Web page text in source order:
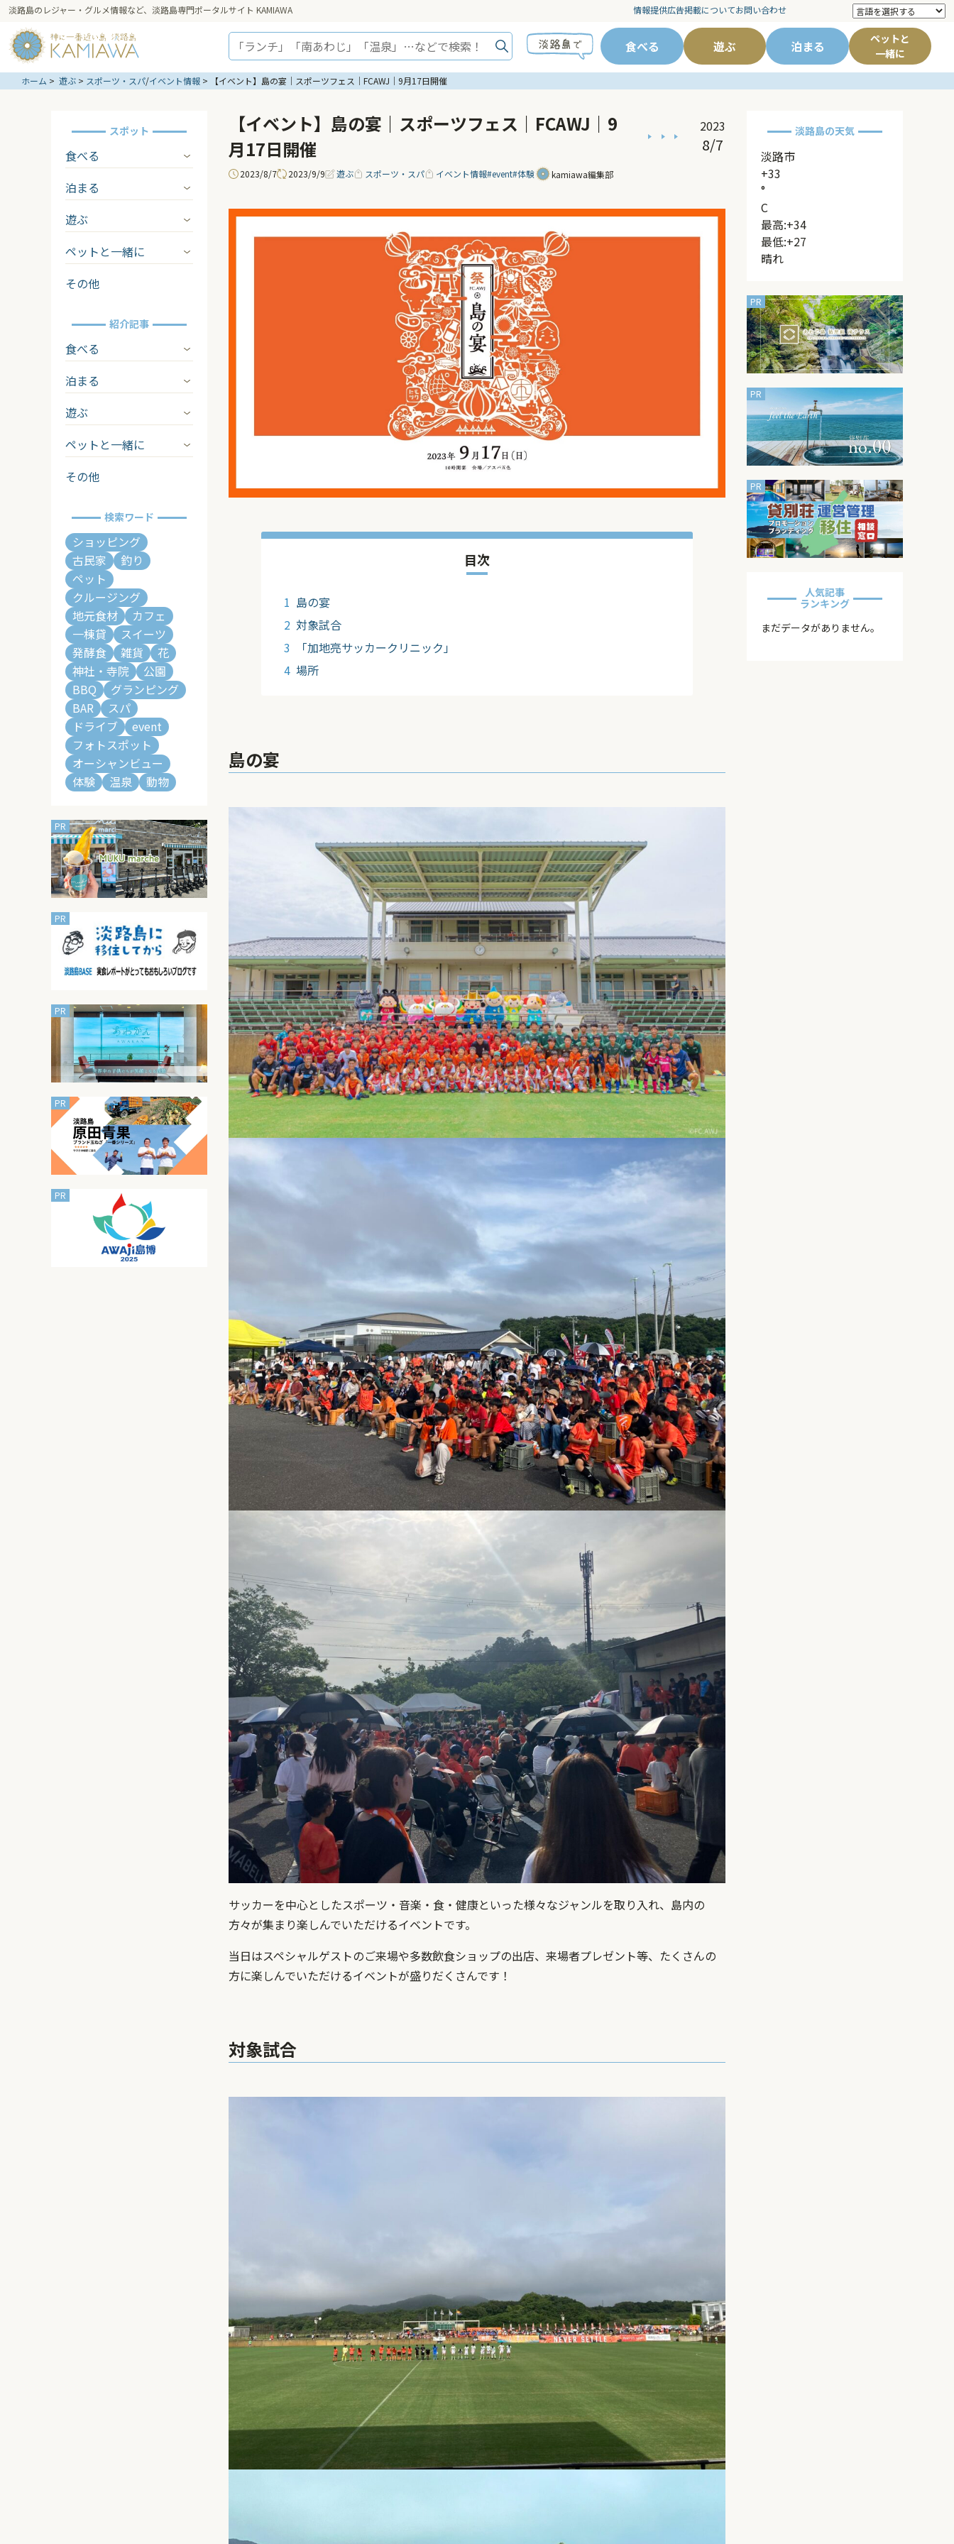
淡路島のレジャー・グルメ情報など、淡路島専門ポータルサイト KAMIAWA 情報提供広告掲載についてお問い合わせ
食べる 遊ぶ 泊まる
ペットと
一緒に
ホーム 遊ぶ スポーツ・スパ/イベント情報 【イベント】島の宴｜スポーツフェス｜FCAWJ｜9月17日開催
スポット
食べる
泊まる
遊ぶ
ペットと一緒に
その他
紹介記事
食べる
泊まる
遊ぶ
ペットと一緒に
その他
検索ワード
ショッピング
古民家
釣り
ペット
クルージング
地元食材
カフェ
一棟貸
スイーツ
発酵食
雑貨
花
神社・寺院
公園
BBQ
グランピング
BAR
スパ
ドライブ
event
フォトスポット
オーシャンビュー
体験
温泉 動物
淡路島の天気
淡路市
+33
°
C
最高:+34
最低:+27
晴れ
人気記事
ランキング
まだデータがありません。
【イベント】島の宴｜スポーツフェス｜FCAWJ｜9
月17日開催
2023
8/7
2023/8/7 2023/9/9 遊ぶ スポーツ・スパ イベント情報#event#体験 kamiawa編集部
目次
島の宴
対象試合
「加地亮サッカークリニック」
場所
島の宴
サッカーを中心としたスポーツ・音楽・食・健康といった様々なジャンルを取り入れ、島内の
方々が集まり楽しんでいただけるイベントです。
当日はスペシャルゲストのご来場や多数飲食ショップの出店、来場者プレゼント等、たくさんの
方に楽しんでいただけるイベントが盛りだくさんです！
対象試合